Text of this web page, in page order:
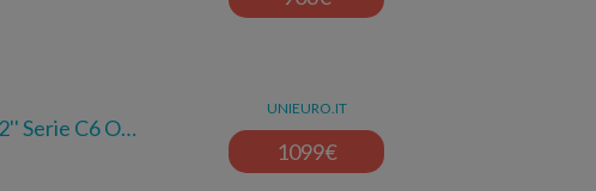
Serie C6 O…
UNIEURO.IT
1099€